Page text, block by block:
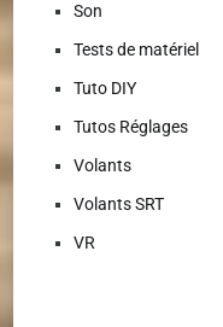
Son
Tests de matériel
Tuto DIY
Tutos Réglages
Volants
Volants SRT
VR